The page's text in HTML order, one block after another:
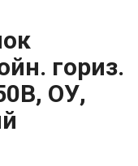
гориз.
ОУ,